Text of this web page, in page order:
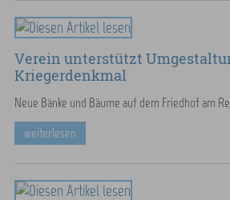
Verein unterstützt
Kriegerdenkmal
Neue Bänke und Bäume auf dem Friedhof am
weiterlesen